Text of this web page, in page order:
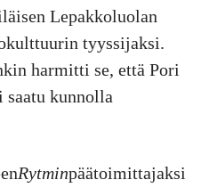
Lepakkoluolan
tyyssijaksi.
harmitti se, että Pori
saatu kunnolla
Rytminpäätoimittajaksi